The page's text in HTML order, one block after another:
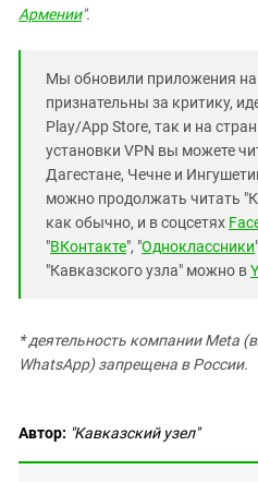
Армении".
Мы обновили приложения на
признательны за критику,
Play/App Store, так и на
установки VPN вы можете
Дагестане, Чечне и
можно продолжать читать
как обычно, и в соцсетях
"ВКонтакте", "Одноклассники
"Кавказского узла" можно в
* деятельность компании Meta
WhatsApp) запрещена в России.
Автор: "Кавказский узел"